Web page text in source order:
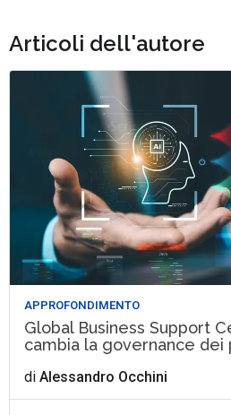
Articoli dell'autore
APPROFONDIMENTO
Global Business Support
cambia la governance dei
diAlessandro Occhini